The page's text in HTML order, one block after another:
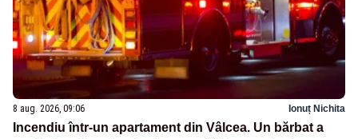
8 aug. 2026, 09:06 Ionuț Nichita
Incendiu într-un apartament din Vâlcea. Un bărbat a